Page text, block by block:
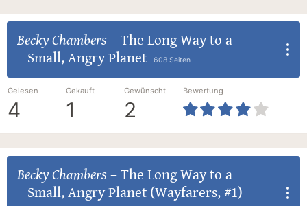
Becky Chambers – The Long Way to a
Small, Angry Planet
608 Seiten
Gelesen
4
Gekauft
1
Gewünscht
2
Bewertung
Becky Chambers – The Long Way to a
Small, Angry Planet (Wayfarers, #1)